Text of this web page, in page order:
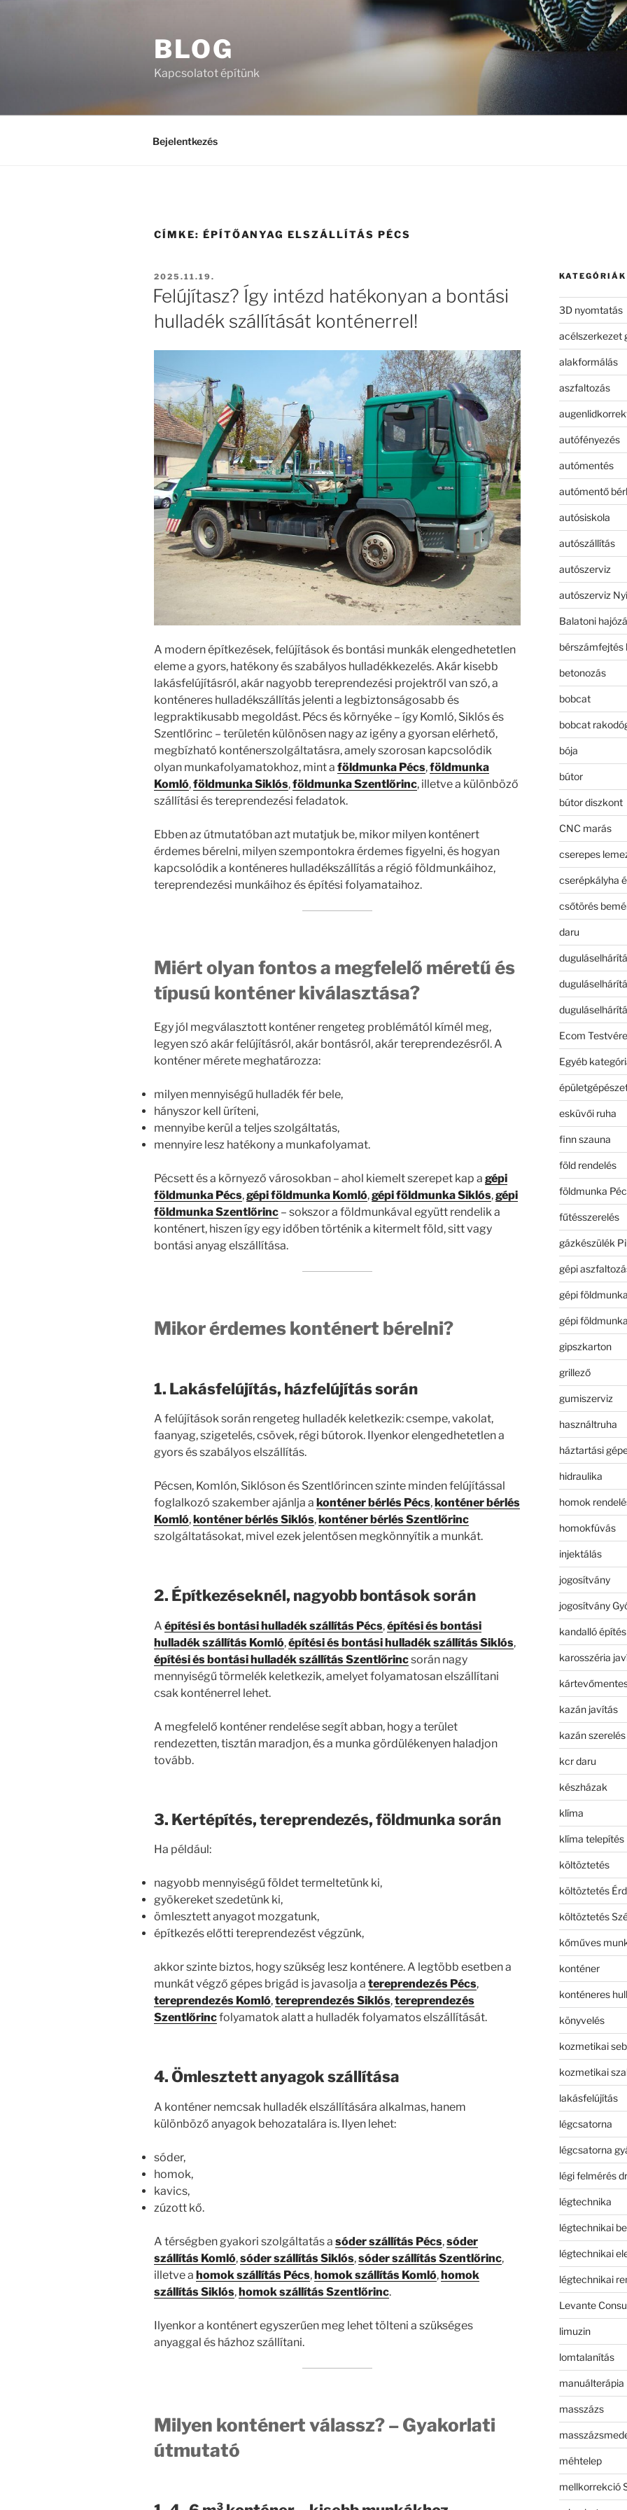
BLOG
Kapcsolatot építünk
Bejelentkezés
CÍMKE: ÉPÍTŐANYAG ELSZÁLLÍTÁS PÉCS
BEKÜLDVE:
2025.11.19.
Felújítasz? Így intézd hatékonyan a bontási
hulladék szállítását konténerrel!
A modern építkezések, felújítások és bontási munkák elengedhetetlen
eleme a gyors, hatékony és szabályos hulladékkezelés. Akár kisebb
lakásfelújításról, akár nagyobb tereprendezési projektről van szó, a
konténeres hulladékszállítás jelenti a legbiztonságosabb és
legpraktikusabb megoldást. Pécs és környéke – így Komló, Siklós és
Szentlőrinc – területén különösen nagy az igény a gyorsan elérhető,
megbízható konténerszolgáltatásra, amely szorosan kapcsolódik
olyan munkafolyamatokhoz, mint a földmunka Pécs,földmunka
Komló,földmunka Siklós,földmunka Szentlőrinc, illetve a különböző
szállítási és tereprendezési feladatok.
Ebben az útmutatóban azt mutatjuk be, mikor milyen konténert
érdemes bérelni, milyen szempontokra érdemes figyelni, és hogyan
kapcsolódik a konténeres hulladékszállítás a régió földmunkáihoz,
tereprendezési munkáihoz és építési folyamataihoz.
Miért olyan fontos a megfelelő méretű és
típusú konténer kiválasztása?
Egy jól megválasztott konténer rengeteg problémától kímél meg,
legyen szó akár felújításról, akár bontásról, akár tereprendezésről. A
konténer mérete meghatározza:
milyen mennyiségű hulladék fér bele,
hányszor kell üríteni,
mennyibe kerül a teljes szolgáltatás,
mennyire lesz hatékony a munkafolyamat.
Pécsett és a környező városokban – ahol kiemelt szerepet kap a gépi
földmunka Pécs,gépi földmunka Komló,gépi földmunka Siklós,gépi
földmunka Szentlőrinc – sokszor a földmunkával együtt rendelik a
konténert, hiszen így egy időben történik a kitermelt föld, sitt vagy
bontási anyag elszállítása.
Mikor érdemes konténert bérelni?
1. Lakásfelújítás, házfelújítás során
A felújítások során rengeteg hulladék keletkezik: csempe, vakolat,
faanyag, szigetelés, csövek, régi bútorok. Ilyenkor elengedhetetlen a
gyors és szabályos elszállítás.
Pécsen, Komlón, Siklóson és Szentlőrincen szinte minden felújítással
foglalkozó szakember ajánlja a konténer bérlés Pécs, konténer bérlés
Komló, konténer bérlés Siklós, konténer bérlés Szentlőrinc
szolgáltatásokat, mivel ezek jelentősen megkönnyítik a munkát.
2. Építkezéseknél, nagyobb bontások során
A építési és bontási hulladék szállítás Pécs,építési és bontási
hulladék szállítás Komló,építési és bontási hulladék szállítás Siklós,
építési és bontási hulladék szállítás Szentlőrincsorán nagy
mennyiségű törmelék keletkezik, amelyet folyamatosan elszállítani
csak konténerrel lehet.
A megfelelő konténer rendelése segít abban, hogy a terület
rendezetten, tisztán maradjon, és a munka gördülékenyen haladjon
tovább.
3. Kertépítés, tereprendezés, földmunka során
Ha például:
nagyobb mennyiségű földet termeltetünk ki,
gyökereket szedetünk ki,
ömlesztett anyagot mozgatunk,
építkezés előtti tereprendezést végzünk,
akkor szinte biztos, hogy szükség lesz konténere. A legtöbb esetben a
munkát végző gépes brigád is javasolja a tereprendezés Pécs,
tereprendezés Komló,tereprendezés Siklós,tereprendezés
Szentlőrincfolyamatok alatt a hulladék folyamatos elszállítását.
4. Ömlesztett anyagok szállítása
A konténer nemcsak hulladék elszállítására alkalmas, hanem
különböző anyagok behozatalára is. Ilyen lehet:
sóder,
homok,
kavics,
zúzott kő.
A térségben gyakori szolgáltatás a sóder szállítás Pécs,sóder
szállítás Komló,sóder szállítás Siklós,sóder szállítás Szentlőrinc,
illetve a homok szállítás Pécs,homok szállítás Komló,homok
szállítás Siklós,homok szállítás Szentlőrinc.
Ilyenkor a konténert egyszerűen meg lehet tölteni a szükséges
anyaggal és házhoz szállítani.
Milyen konténert válassz? – Gyakorlati
útmutató
KATEGÓRIÁK
3D nyomtatás
acélszerkezet
alakformálás
aszfaltozás
autófényezés
autómentés
autómentő
autósiskola
autószállítás
autószerviz
autószerviz
Balatoni
bérszámfejtés
betonozás
bobcat
bobcat
bója
bútor
bútor diszkont
CNC marás
cserepes
cserépkályha
csőtörés
daru
Ecom
Egyéb
esküvői ruha
finn szauna
föld rendelés
földmunka
fűtésszerelés
gázkészülék
gépi
gépi földmunka
gépi
gipszkarton
grillező
gumiszerviz
használtruha
háztartási
hidraulika
homok
homokfúvás
injektálás
jogosítvány
jogosítvány
kandalló építés
karosszéria
kazán javítás
kazán szerelés
kcr daru
készházak
klíma
klíma telepítés
költöztetés
költöztetés Érd
költöztetés
kőműves
konténer
konténeres
könyvelés
kozmetikai
kozmetikai
lakásfelújítás
légcsatorna
légcsatorna
légi felmérés
légtechnika
légtechnikai
légtechnikai
légtechnikai
Levante
limuzin
lomtalanítás
manuálterápia
masszázs
méhtelep
mellkorrekció